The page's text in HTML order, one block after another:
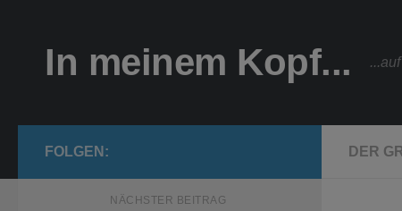
In meinem Kopf...
DER
FOLGEN:
NÄCHSTER BEITRAG